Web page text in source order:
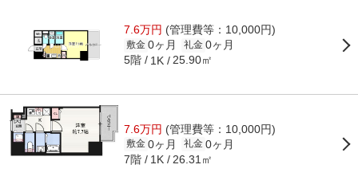
7.6万円 (管理費等：10,000円)
敷金 0ヶ月 礼金 0ヶ月
5階 1K 25.90㎡
7.6万円 (管理費等：10,000円)
敷金 0ヶ月 礼金 0ヶ月
7階 1K 26.31㎡